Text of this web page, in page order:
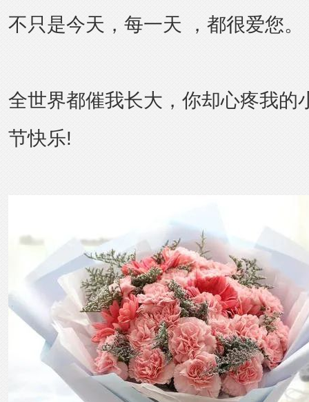
不只是今天，每一天 ，都很爱您。
全世界都催我长大，你却心疼我的
节快乐!